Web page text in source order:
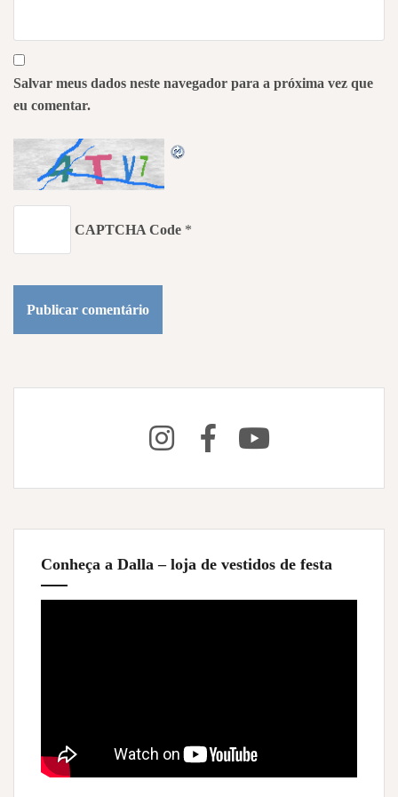
Salvar meus dados neste navegador para a próxima vez que
eu comentar.
CAPTCHA Code *
Conheça a Dalla – loja de vestidos de festa